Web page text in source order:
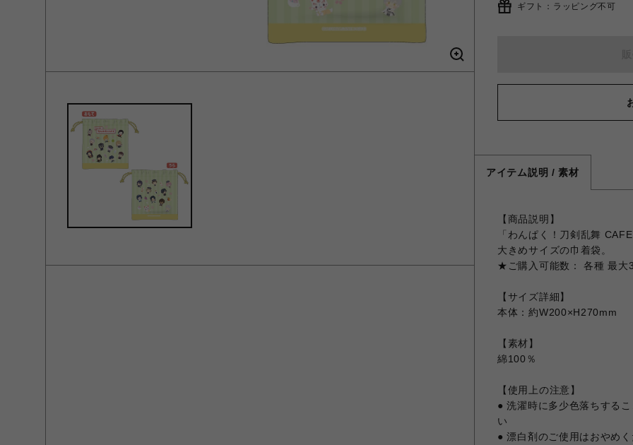
ギフト：ラッピング不可
アイテム説明 / 素材
【商品説明】
「わんぱく！刀剣乱舞
大きめサイズの巾着袋。
★ご購入可能数： 各種 最大
【サイズ詳細】
本体：約W200×H270mm
【素材】
綿100％
【使用上の注意】
● 洗濯時に多少色落ちする
い
● 漂白剤のご使用はおやめく